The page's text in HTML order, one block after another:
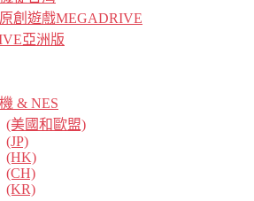
創遊戲MEGADRIVE
亞洲版
& NES
(美國和歐盟)
(JP)
(HK)
(CH)
(KR)